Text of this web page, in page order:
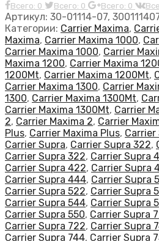
Всего: 0 Всего: 0 Всего: 0
Артикул: 30-01114-07,
Категории: Carrier Maxima,
Maxima, Carrier Maxima 1000,
Carrier Maxima 1000, Carrier
Maxima 1200, Carrier Maxima
1200Mt, Carrier Maxima 1200Mt,
Carrier Maxima 1300, Carrier
1300, Carrier Maxima 1300Mt,
Carrier Maxima 1300Mt, Carrier
2, Carrier Maxima 2, Carrier
Plus, Carrier Maxima Plus, Carrier
Carrier Supra, Carrier Supra 322,
Carrier Supra 322, Carrier Supra
Carrier Supra 422, Carrier Supra
Carrier Supra 444, Carrier Supra
Carrier Supra 522, Carrier Supra
Carrier Supra 544, Carrier Supra
Carrier Supra 550, Carrier Supra
Carrier Supra 722, Carrier Supra
Carrier Supra 744, Carrier Supra